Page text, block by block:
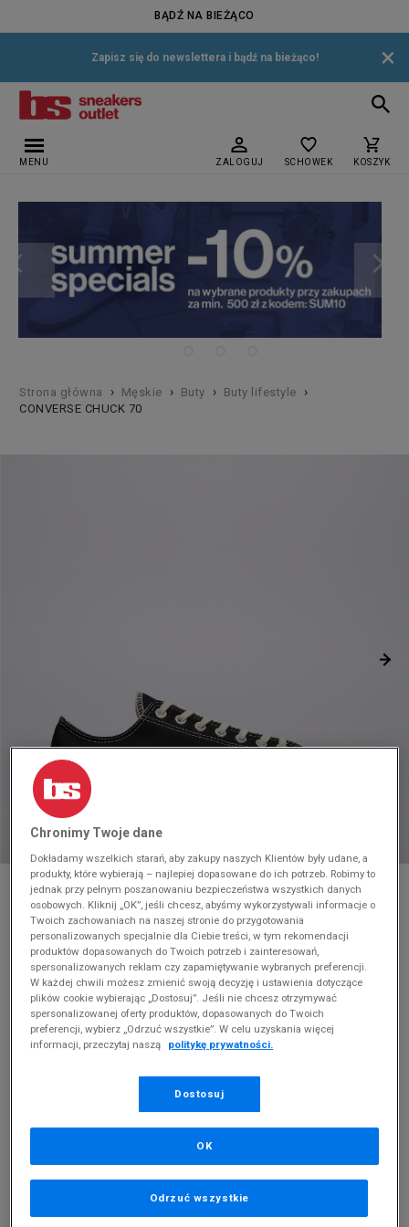
BĄDŹ NA BIEŻĄCO
Zapisz się do newslettera i bądź na bieżąco! ×
MENU ZALOGUJ SCHOWEK KOSZYK
Strona główna › Męskie › Buty › Buty lifestyle ›
CONVERSE CHUCK 70
* Zdjęcie poglądowe
CONVERSE CHUCK 70
Produkt pochodzi z końcówek aktualnych kolekcji, ubiegłych
sezonów lub z ekspozycji.Szczegóły.
zł cena rekomendowana przez producenta
279,99 zł
PRODUKT NIEDOSTĘPNY
Jeśli artykuł będzie ponownie dostępny, otrzymasz od nas
powiadomienie.
Rozmiary EU Rozmiary US
Chronimy Twoje dane
Dokładamy wszelkich starań, aby zakupy naszych Klientów były udane, a
produkty, które wybierają – najlepiej dopasowane do ich potrzeb. Robimy to
jednak przy pełnym poszanowaniu bezpieczeństwa wszystkich danych
osobowych. Kliknij „OK”, jeśli chcesz, abyśmy wykorzystywali informacje o
Twoich zachowaniach na naszej stronie do przygotowania
personalizowanych specjalnie dla Ciebie treści, w tym rekomendacji
produktów dopasowanych do Twoich potrzeb i zainteresowań,
spersonalizowanych reklam czy zapamiętywanie wybranych preferencji.
W każdej chwili możesz zmienić swoją decyzję i ustawienia dotyczące
plików cookie wybierając „Dostosuj”. Jeśli nie chcesz otrzymywać
spersonalizowanej oferty produktów, dopasowanych do Twoich
preferencji, wybierz „Odrzuć wszystkie”. W celu uzyskania więcej
informacji, przeczytaj naszą
politykę prywatności.
Dostosuj
Odrzuć wszystkie
OK